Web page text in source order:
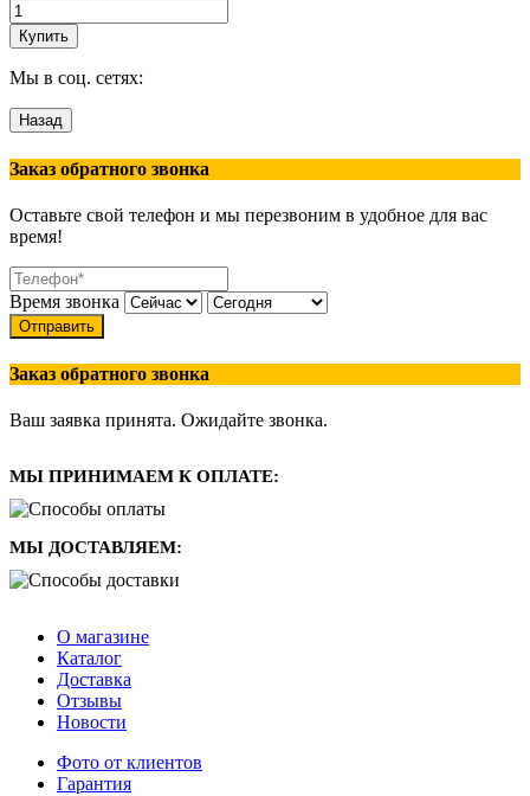
Мы в соц. сетях:
Заказ обратного звонка
Оставьте свой телефон и мы перезвоним в удобное для вас
время!
Время звонка
Отправить
Заказ обратного звонка
Ваш заявка принята. Ожидайте звонка.
МЫ ПРИНИМАЕМ К ОПЛАТЕ:
МЫ ДОСТАВЛЯЕМ:
О магазине
Каталог
Доставка
Отзывы
Новости
Фото от клиентов
Гарантия